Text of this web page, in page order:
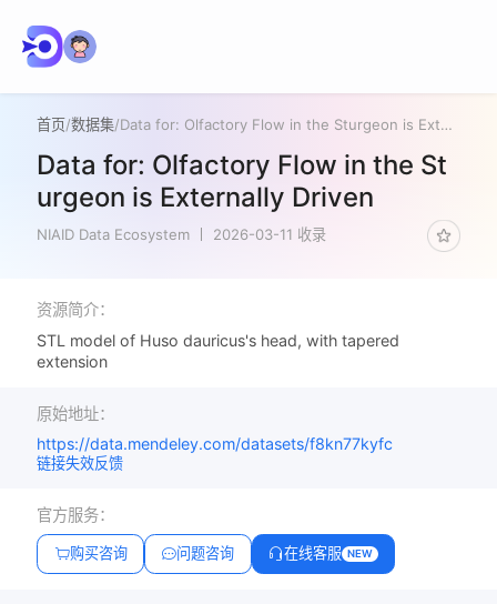
首页/数据集/ Data for: Olfactory Flow in the Sturgeon is Externally Driven
Data for: Olfactory Flow in the St
urgeon is Externally Driven
NIAID Data Ecosystem 2026-03-11 收录
资源简介：
STL model of Huso dauricus's head, with tapered
extension
原始地址：
https://data.mendeley.com/datasets/f8kn77kyfc
链接失效反馈
官方服务：
购买咨询 问题咨询 在线客服 NEW